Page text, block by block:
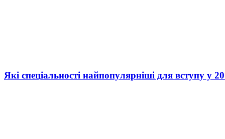
Які спеціальності найпопулярніші для вступу у